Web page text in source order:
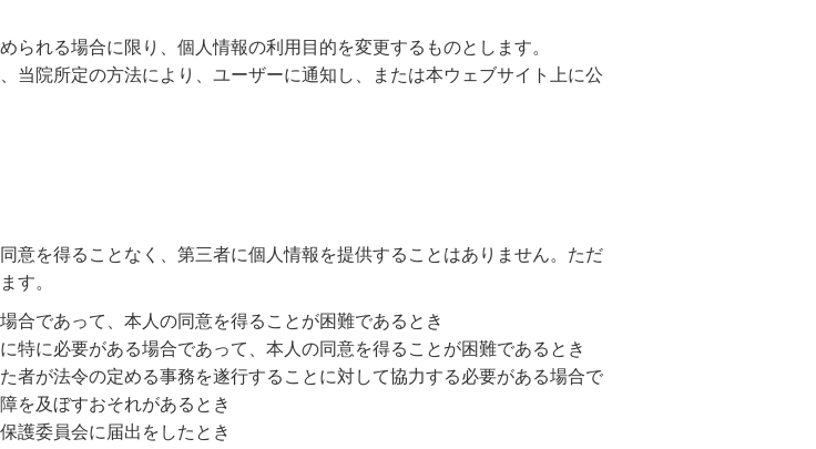
れる場合に限り、個人情報の利用目的を変更するものとします。
当院所定の方法により、ユーザーに通知し、または本ウェブサイト上に公
意を得ることなく、第三者に個人情報を提供することはありません。ただ
す。
合であって、本人の同意を得ることが困難であるとき
特に必要がある場合であって、本人の同意を得ることが困難であるとき
者が法令の定める事務を遂行することに対して協力する必要がある場合で
を及ぼすおそれがあるとき
護委員会に届出をしたとき